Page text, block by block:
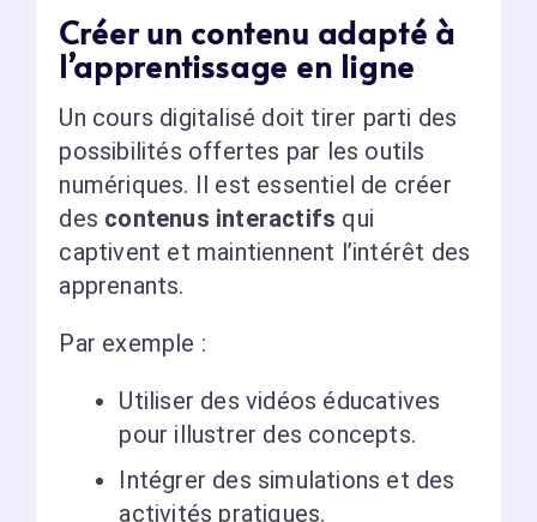
Créer un contenu adapté à
l’apprentissage en ligne
Un cours digitalisé doit tirer parti des
possibilités offertes par les outils
numériques. Il est essentiel de créer
des contenus interactifs qui
captivent et maintiennent l’intérêt des
apprenants.
Par exemple :
Utiliser des vidéos éducatives
pour illustrer des concepts.
Intégrer des simulations et des
activités pratiques.